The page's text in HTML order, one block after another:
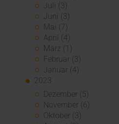
Juli (3)
Juni (3)
Mai (7)
April (4)
März (1)
Februar (3)
Januar (4)
2023
Dezember (5)
November (6)
Oktober (3)